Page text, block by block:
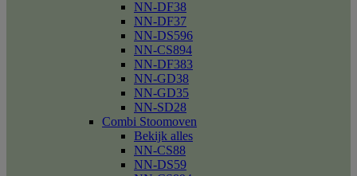
NN-DF38
NN-DF37
NN-DS596
NN-CS894
NN-DF383
NN-GD38
NN-GD35
NN-SD28
Combi Stoomoven
Bekijk alles
NN-CS88
NN-DS59